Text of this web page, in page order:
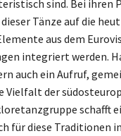
sind. Bei ihren
Tänze auf die
aus dem
integriert werden.
auch ein Aufruf,
Vielfalt der
schafft
für diese Traditionen